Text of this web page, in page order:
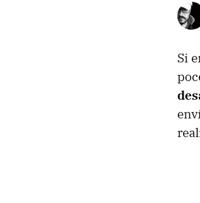
Si